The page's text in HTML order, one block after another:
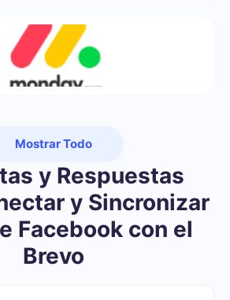
Mostrar Todo
y Respuestas
y Sincronizar
Facebook con el
Brevo